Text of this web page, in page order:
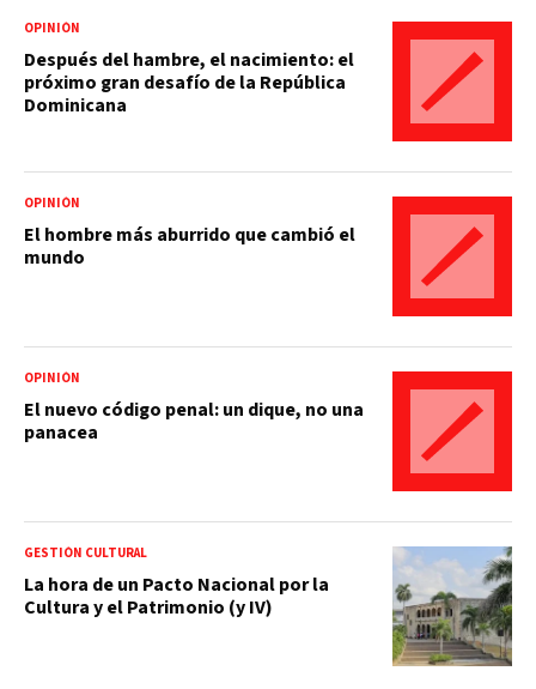
OPINIÓN
Después del hambre, el nacimiento: el
próximo gran desafío de la República
Dominicana
OPINIÓN
El hombre más aburrido que cambió el
mundo
OPINIÓN
El nuevo código penal: un dique, no una
panacea
GESTIÓN CULTURAL
La hora de un Pacto Nacional por la
Cultura y el Patrimonio (y IV)